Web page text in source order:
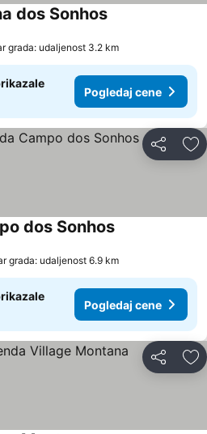
dos SonhosPogledaj cene
grada: udaljenost 3.2 km
Pogledaj cene
Deli
dos SonhosPogledaj cene
grada: udaljenost 6.9 km
Pogledaj cene
Deli